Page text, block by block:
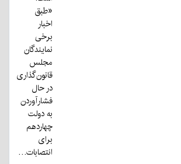
«طبق
اخبار
برخی
نمایندگان
مجلس
قانون‌گذاری
در حال
فشارآوردن
به دولت
چهاردهم
برای
انتصابات…